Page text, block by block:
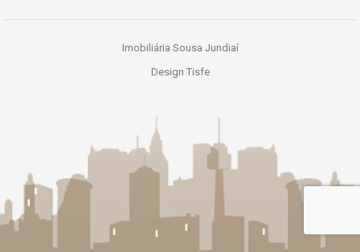
Imobiliária Sousa Jundiaí
Design Tisfe